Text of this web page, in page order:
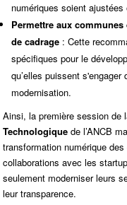
numériques soient
Permettre aux
de cadrage : Cette
spécifiques pour le
qu’elles puissent
modernisation.
Ainsi, la première session de
Technologique de l’ANCB
transformation numérique
collaborations avec les
seulement moderniser leurs
leur transparence.